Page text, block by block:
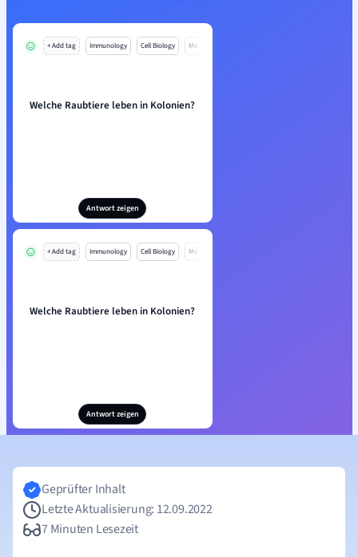
+ Add tag Immunology Cell Biology Mo
Welche Raubtiere leben in Kolonien?
Antwort zeigen
+ Add tag Immunology Cell Biology Mo
Welche Raubtiere leben in Kolonien?
Antwort zeigen
Geprüfter Inhalt
Letzte Aktualisierung: 12.09.2022
7 Minuten Lesezeit